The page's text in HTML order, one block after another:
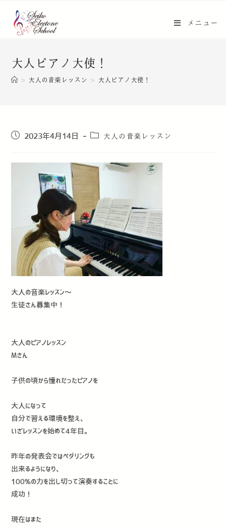
メニュー
大人ピアノ大使！
> 大人の音楽レッスン > 大人ピアノ大使！
2023年4月14日 大人の音楽レッスン
大人の音楽レッスン〜
生徒さん募集中！
大人のピアノレッスン
Mさん
子供の頃から憧れだったピアノを
大人になって
自分で習える環境を整え、
いざレッスンを始めて4年目。
昨年の発表会ではペダリングも
出来るようになり、
100%の力を出し切って演奏することに
成功！
現在はまた